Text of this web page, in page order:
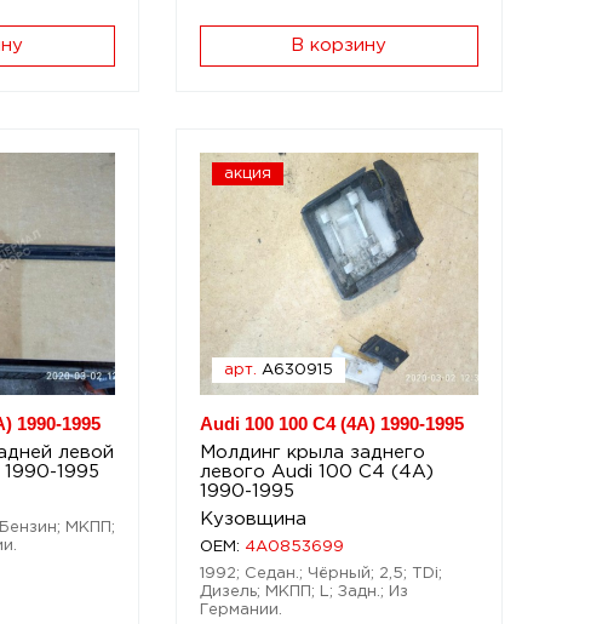
В корзину
1990-1995
левой
1995
МКПП;
акция
арт. A630915
Audi 100 100 C4 (4A) 1990-1995
Молдинг крыла заднего
левого Audi 100 C4 (4A)
1990-1995
Кузовщина
OEM: 4A0853699
1992; Седан.; Чёрный; 2,5; TDi;
Дизель; МКПП; L; Задн.; Из
Германии.